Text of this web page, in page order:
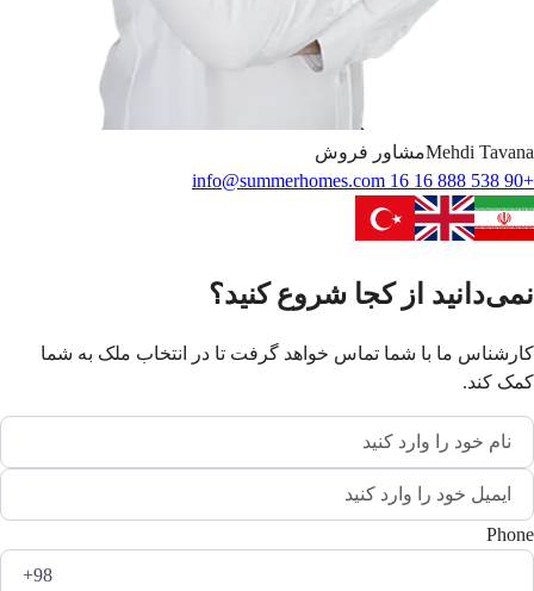
Mehdi Tavana
مشاور فروش
+90 538 888 16 16
info@summerhomes.com
نمی‌دانید از کجا شروع کنید؟
کارشناس ما با شما تماس خواهد گرفت تا در انتخاب ملک به شما
کمک کند.
Phone